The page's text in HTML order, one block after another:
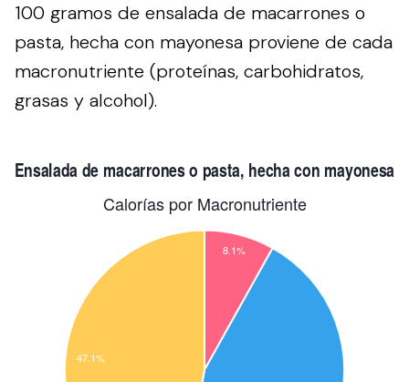
100 gramos de ensalada de macarrones o
pasta, hecha con mayonesa proviene de cada
macronutriente (proteínas, carbohidratos,
grasas y alcohol).